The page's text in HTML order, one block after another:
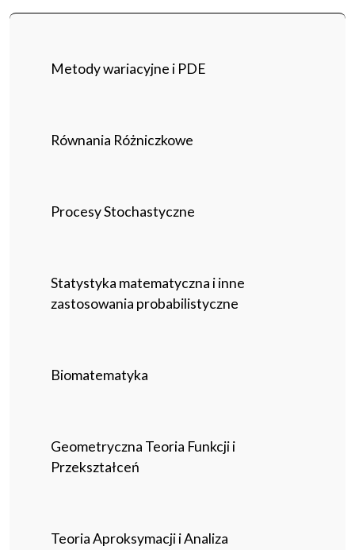
Metody wariacyjne i PDE
Równania Różniczkowe
Procesy Stochastyczne
Statystyka matematyczna i inne
zastosowania probabilistyczne
Biomatematyka
Geometryczna Teoria Funkcji i
Przekształceń
Teoria Aproksymacji i Analiza